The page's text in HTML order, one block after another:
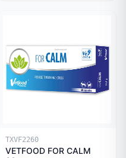
TXVF2260
VETFOOD FOR CALM